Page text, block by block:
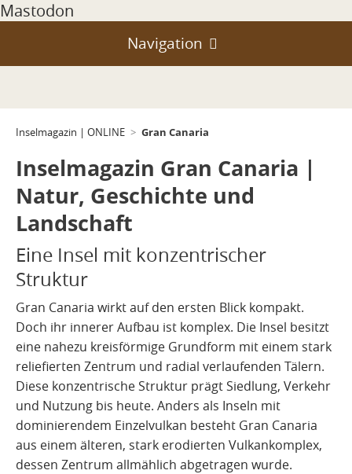
Mastodon
Navigation
Vulkanismus auf Teneriffa
Landschaft
Gegenwart
Quellen
Vulkanismus auf Gran Canaria
Vulkanismus auf La Palma
Vulkanismus auf Fuerteventura
Vulkanismus auf La Gomera
Vulkanismus auf El Hierro
Vulkanismus auf La Graciosa
Natur- und Schutzgebiete
Klein-Inseln & Felsen
Geschichte und Atlantikraum
Alltag und Orientierung
Kultur und Alltag
Teneriffa
La Palma
Fuerteventura
El Hierro
La Graciosa
Inselmagazin | ONLINE > Gran Canaria
Inselmagazin Gran Canaria |
Natur, Geschichte und
Landschaft
Eine Insel mit konzentrischer
Struktur
Gran Canaria wirkt auf den ersten Blick kompakt.
Doch ihr innerer Aufbau ist komplex. Die Insel besitzt
eine nahezu kreisförmige Grundform mit einem stark
reliefierten Zentrum und radial verlaufenden Tälern.
Diese konzentrische Struktur prägt Siedlung, Verkehr
und Nutzung bis heute. Anders als Inseln mit
dominierendem Einzelvulkan besteht Gran Canaria
aus einem älteren, stark erodierten Vulkankomplex,
dessen Zentrum allmählich abgetragen wurde.